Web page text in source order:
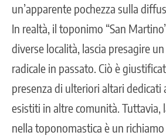
un’apparente pochezza sulla
In realtà, il toponimo “San
diverse località, lascia presagire
radicale in passato. Ciò è
presenza di ulteriori altari dedicati
esistiti in altre comunità. Tuttavia,
nella toponomastica è un